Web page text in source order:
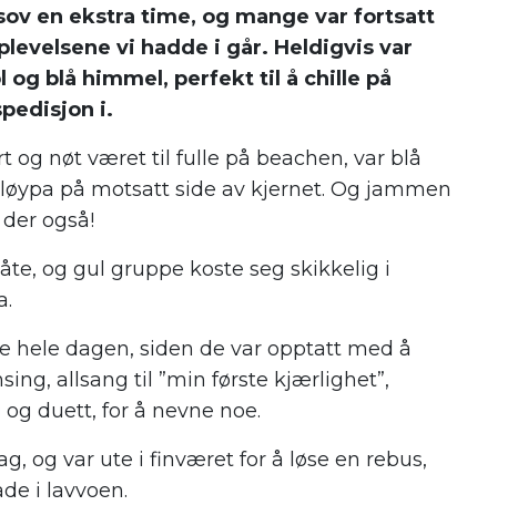
en ekstra time, og mange var fortsatt
vi hadde i går. Heldigvis var
blå himmel, perfekt til å chille på
i.
og nøt været til fulle på beachen, var blå
på motsatt side av kjernet. Og jammen
også!
og gul gruppe koste seg skikkelig i
hele dagen, siden de var opptatt med å
allsang til ”min første kjærlighet”,
duett, for å nevne noe.
og var ute i finværet for å løse en rebus,
i lavvoen.